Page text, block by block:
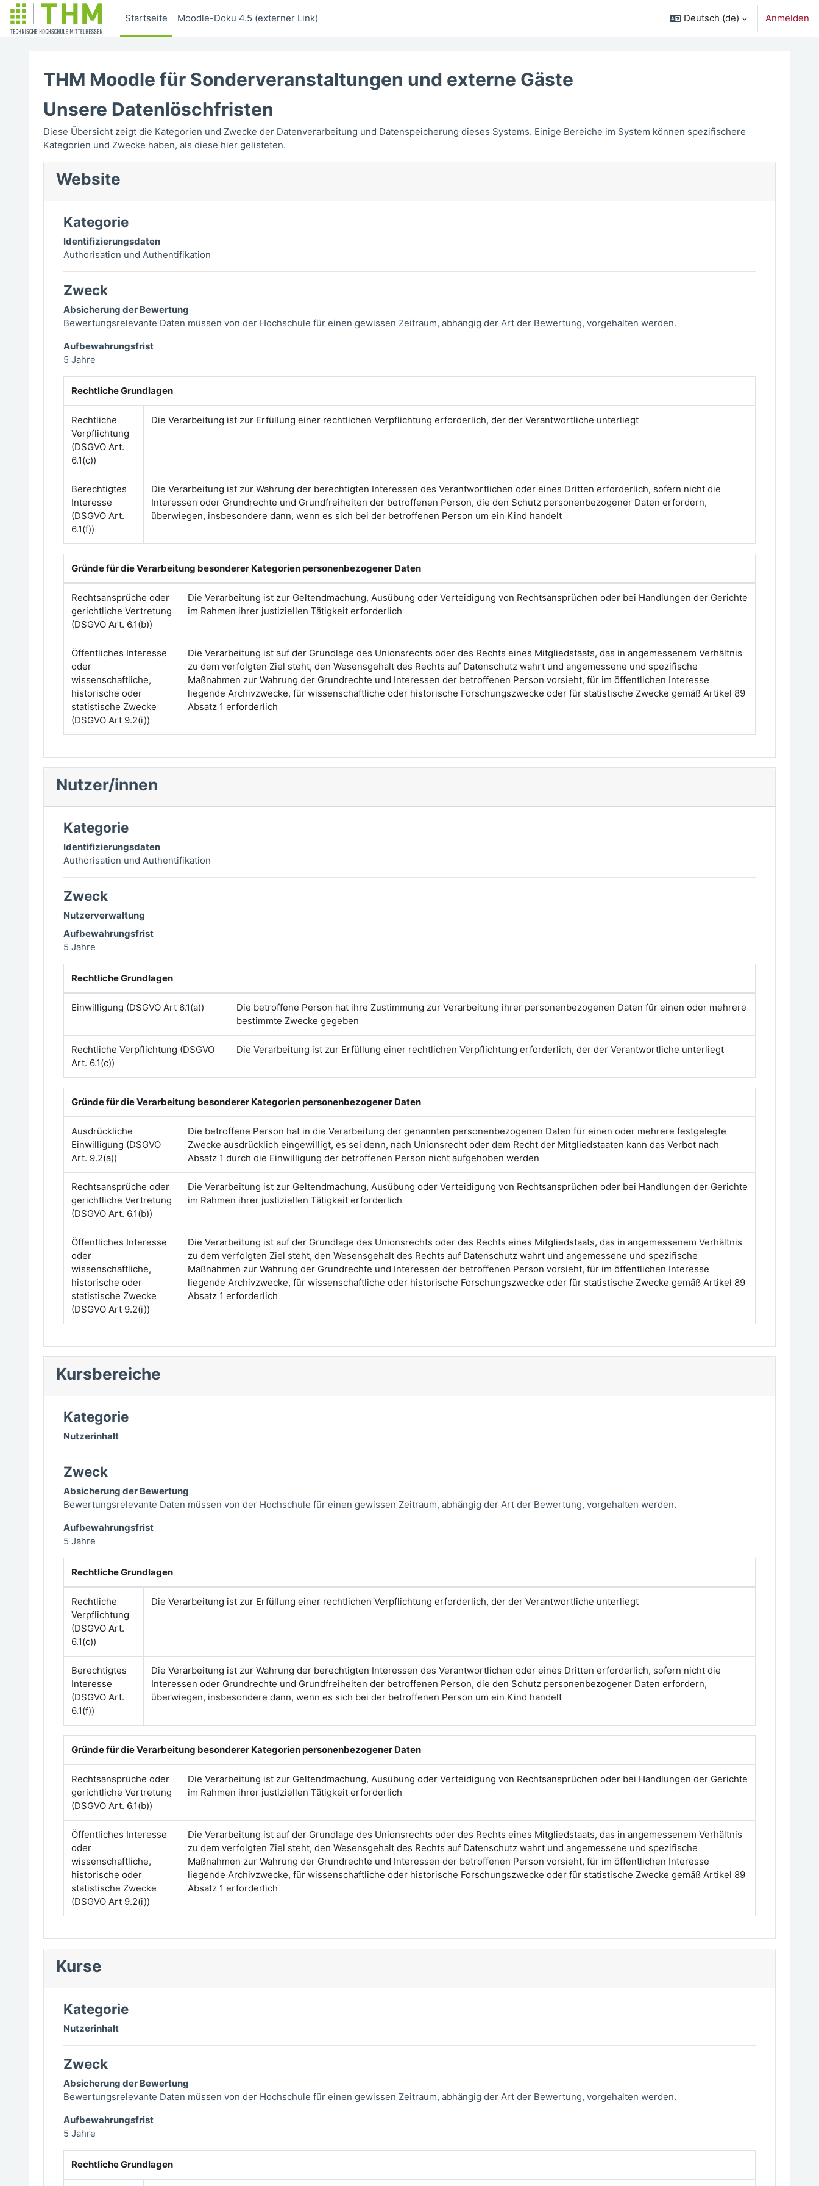
Zum Hauptinhalt
Startseite
Moodle-Doku 4.5 (externer Link) Deutsch ‎(de)‎ Anmelden
THM Moodle für Sonderveranstaltungen und externe Gäste
Unsere Datenlöschfristen
Diese Übersicht zeigt die Kategorien und Zwecke der Datenverarbeitung und Datenspeicherung dieses Systems. Einige Bereiche im System können spezifischere
Kategorien und Zwecke haben, als diese hier gelisteten.
Website
Kategorie
Identifizierungsdaten
Authorisation und Authentifikation
Zweck
Absicherung der Bewertung
Bewertungsrelevante Daten müssen von der Hochschule für einen gewissen Zeitraum, abhängig der Art der Bewertung, vorgehalten werden.
Aufbewahrungsfrist
5 Jahre
Rechtliche Grundlagen
Rechtliche
Verpflichtung
(DSGVO Art.
6.1(c))
Die Verarbeitung ist zur Erfüllung einer rechtlichen Verpflichtung erforderlich, der der Verantwortliche unterliegt
Berechtigtes
Interesse
(DSGVO Art.
6.1(f))
Die Verarbeitung ist zur Wahrung der berechtigten Interessen des Verantwortlichen oder eines Dritten erforderlich, sofern nicht die
Interessen oder Grundrechte und Grundfreiheiten der betroffenen Person, die den Schutz personenbezogener Daten erfordern,
überwiegen, insbesondere dann, wenn es sich bei der betroffenen Person um ein Kind handelt
Gründe für die Verarbeitung besonderer Kategorien personenbezogener Daten
Rechtsansprüche oder
gerichtliche Vertretung
(DSGVO Art. 6.1(b))
Die Verarbeitung ist zur Geltendmachung, Ausübung oder Verteidigung von Rechtsansprüchen oder bei Handlungen der Gerichte
im Rahmen ihrer justiziellen Tätigkeit erforderlich
Öffentliches Interesse
oder
wissenschaftliche,
historische oder
statistische Zwecke
(DSGVO Art 9.2(i))
Die Verarbeitung ist auf der Grundlage des Unionsrechts oder des Rechts eines Mitgliedstaats, das in angemessenem Verhältnis
zu dem verfolgten Ziel steht, den Wesensgehalt des Rechts auf Datenschutz wahrt und angemessene und spezifische
Maßnahmen zur Wahrung der Grundrechte und Interessen der betroffenen Person vorsieht, für im öffentlichen Interesse
liegende Archivzwecke, für wissenschaftliche oder historische Forschungszwecke oder für statistische Zwecke gemäß Artikel 89
Absatz 1 erforderlich
Nutzer/innen
Kategorie
Identifizierungsdaten
Authorisation und Authentifikation
Zweck
Nutzerverwaltung
Aufbewahrungsfrist
5 Jahre
Rechtliche Grundlagen
Einwilligung (DSGVO Art 6.1(a))
Die betroffene Person hat ihre Zustimmung zur Verarbeitung ihrer personenbezogenen Daten für einen oder mehrere
bestimmte Zwecke gegeben
Rechtliche Verpflichtung (DSGVO
Art. 6.1(c))
Die Verarbeitung ist zur Erfüllung einer rechtlichen Verpflichtung erforderlich, der der Verantwortliche unterliegt
Gründe für die Verarbeitung besonderer Kategorien personenbezogener Daten
Ausdrückliche
Einwilligung (DSGVO
Art. 9.2(a))
Die betroffene Person hat in die Verarbeitung der genannten personenbezogenen Daten für einen oder mehrere festgelegte
Zwecke ausdrücklich eingewilligt, es sei denn, nach Unionsrecht oder dem Recht der Mitgliedstaaten kann das Verbot nach
Absatz 1 durch die Einwilligung der betroffenen Person nicht aufgehoben werden
Rechtsansprüche oder
gerichtliche Vertretung
(DSGVO Art. 6.1(b))
Die Verarbeitung ist zur Geltendmachung, Ausübung oder Verteidigung von Rechtsansprüchen oder bei Handlungen der Gerichte
im Rahmen ihrer justiziellen Tätigkeit erforderlich
Öffentliches Interesse
oder
wissenschaftliche,
historische oder
statistische Zwecke
(DSGVO Art 9.2(i))
Die Verarbeitung ist auf der Grundlage des Unionsrechts oder des Rechts eines Mitgliedstaats, das in angemessenem Verhältnis
zu dem verfolgten Ziel steht, den Wesensgehalt des Rechts auf Datenschutz wahrt und angemessene und spezifische
Maßnahmen zur Wahrung der Grundrechte und Interessen der betroffenen Person vorsieht, für im öffentlichen Interesse
liegende Archivzwecke, für wissenschaftliche oder historische Forschungszwecke oder für statistische Zwecke gemäß Artikel 89
Absatz 1 erforderlich
Kursbereiche
Kategorie
Nutzerinhalt
Zweck
Absicherung der Bewertung
Bewertungsrelevante Daten müssen von der Hochschule für einen gewissen Zeitraum, abhängig der Art der Bewertung, vorgehalten werden.
Aufbewahrungsfrist
5 Jahre
Rechtliche Grundlagen
Rechtliche
Verpflichtung
(DSGVO Art.
6.1(c))
Die Verarbeitung ist zur Erfüllung einer rechtlichen Verpflichtung erforderlich, der der Verantwortliche unterliegt
Berechtigtes
Interesse
(DSGVO Art.
6.1(f))
Die Verarbeitung ist zur Wahrung der berechtigten Interessen des Verantwortlichen oder eines Dritten erforderlich, sofern nicht die
Interessen oder Grundrechte und Grundfreiheiten der betroffenen Person, die den Schutz personenbezogener Daten erfordern,
überwiegen, insbesondere dann, wenn es sich bei der betroffenen Person um ein Kind handelt
Gründe für die Verarbeitung besonderer Kategorien personenbezogener Daten
Rechtsansprüche oder
gerichtliche Vertretung
(DSGVO Art. 6.1(b))
Die Verarbeitung ist zur Geltendmachung, Ausübung oder Verteidigung von Rechtsansprüchen oder bei Handlungen der Gerichte
im Rahmen ihrer justiziellen Tätigkeit erforderlich
Öffentliches Interesse
oder
wissenschaftliche,
historische oder
statistische Zwecke
(DSGVO Art 9.2(i))
Die Verarbeitung ist auf der Grundlage des Unionsrechts oder des Rechts eines Mitgliedstaats, das in angemessenem Verhältnis
zu dem verfolgten Ziel steht, den Wesensgehalt des Rechts auf Datenschutz wahrt und angemessene und spezifische
Maßnahmen zur Wahrung der Grundrechte und Interessen der betroffenen Person vorsieht, für im öffentlichen Interesse
liegende Archivzwecke, für wissenschaftliche oder historische Forschungszwecke oder für statistische Zwecke gemäß Artikel 89
Absatz 1 erforderlich
Kurse
Kategorie
Nutzerinhalt
Zweck
Absicherung der Bewertung
Bewertungsrelevante Daten müssen von der Hochschule für einen gewissen Zeitraum, abhängig der Art der Bewertung, vorgehalten werden.
Aufbewahrungsfrist
5 Jahre
Rechtliche Grundlagen